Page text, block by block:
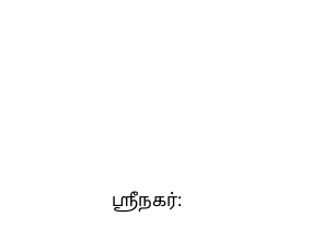
ஸ்ரீநகர்: